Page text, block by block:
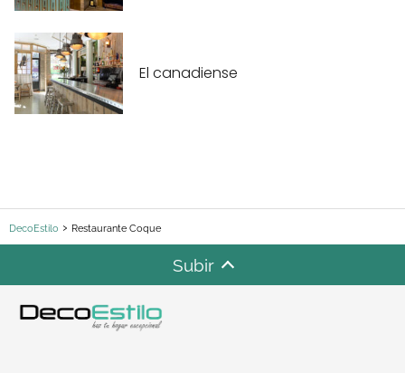
El canadiense
DecoEstilo Restaurante Coque
Subir